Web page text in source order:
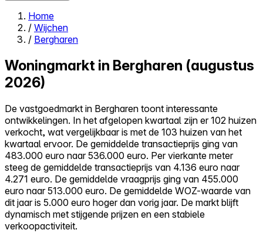
Close menu
Alles-in-één
Reviews
Prijzen
Log in
Probeer Walter gratis
Home
/ Wijchen
/ Bergharen
Woningmarkt in Bergharen (augustus
2026)
De vastgoedmarkt in Bergharen toont interessante
ontwikkelingen. In het afgelopen kwartaal zijn er 102 huizen
verkocht, wat vergelijkbaar is met de 103 huizen van het
kwartaal ervoor. De gemiddelde transactieprijs ging van
483.000 euro naar 536.000 euro. Per vierkante meter
steeg de gemiddelde transactieprijs van 4.136 euro naar
4.271 euro. De gemiddelde vraagprijs ging van 455.000
euro naar 513.000 euro. De gemiddelde WOZ-waarde van
dit jaar is 5.000 euro hoger dan vorig jaar. De markt blijft
dynamisch met stijgende prijzen en een stabiele
verkoopactiviteit.